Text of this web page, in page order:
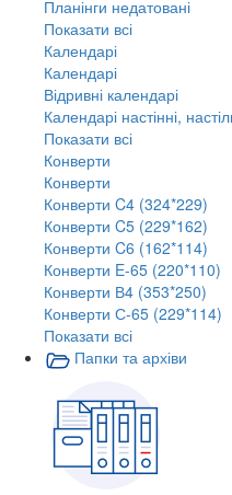
Планінги недатовані
Показати всі
Календарі
Календарі
Відривні календарі
Календарі настінні,
Показати всі
Конверти
Конверти
Конверти C4 (324*229)
Конверти C5 (229*162)
Конверти C6 (162*114)
Конверти E-65 (220*110)
Конверти В4 (353*250)
Конверти С-65 (229*114)
Показати всі
Папки та архіви